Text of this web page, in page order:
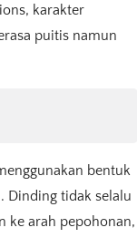
karakter
puitis namun
bentuk
Dinding tidak selalu
ke arah pepohonan,